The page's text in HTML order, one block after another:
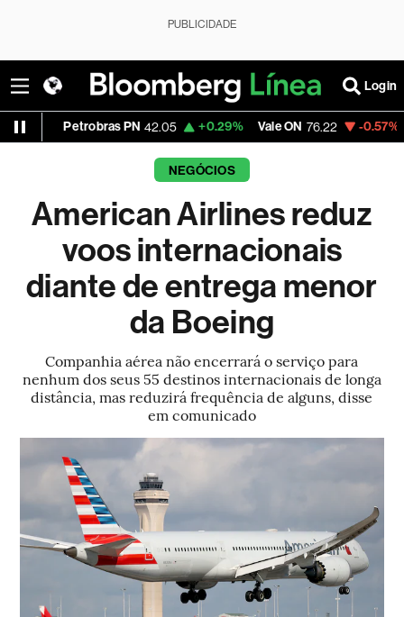
PUBLICIDADE
Login
PN 42.05 +0.29% Vale ON 76.22 -0.57% Itaú PN
NEGÓCIOS
American Airlines reduz
voos internacionais
diante de entrega menor
da Boeing
Companhia aérea não encerrará o serviço para
nenhum dos seus 55 destinos internacionais de longa
distância, mas reduzirá frequência de alguns, disse
em comunicado